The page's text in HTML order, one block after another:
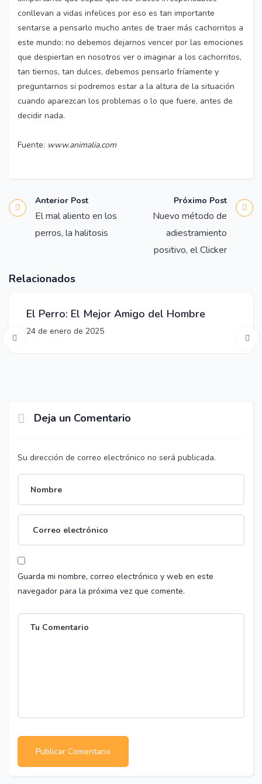
conllevan a vidas infelices por eso es tan importante
sentarse a pensarlo mucho antes de traer más cachorritos a
este mundo; no debemos dejarnos vencer por las emociones
que despiertan en nosotros ver o imaginar a los cachorritos,
tan tiernos, tan dulces, debemos pensarlo fríamente y
preguntarnos si podremos estar a la altura de la situación
cuando aparezcan los problemas o lo que fuere, antes de
decidir nada.
Fuente: www.animalia.com
Anterior Post
El mal aliento en los
perros, la halitosis
Próximo Post
Nuevo método de
adiestramiento
positivo, el Clicker
Relacionados
Articulos,
El Perro: El Mejor Amigo del Hombre
24 de enero de 2025
Deja un Comentario
Su dirección de correo electrónico no será publicada.
Guarda mi nombre, correo electrónico y web en este
navegador para la próxima vez que comente.